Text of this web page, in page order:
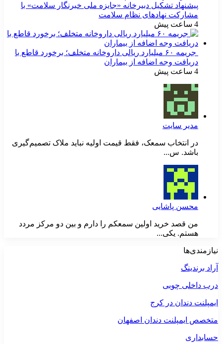
پیشنهاد تشکیل دبیرخانه «جایزه ملی خبرنگار سلامت» با
مشارکت نهادهای نظام سلامت
4 ساعت پیش
جریمه ۶۰ میلیارد ریالی داروخانه متخلف؛ برخورد قاطع با
دریافت وجه اضافه از بیماران
4 ساعت پیش
مدیر سایت
در انتخاب سمعک، فقط قیمت اولیه نباید ملاک تصمیم‌گیری
باشد. س...
محسن پاشایی
من قصد خرید اولین سمعکم را دارم و بین دو مرکز مردد
هستم. یکی...
نیازمندی‌ها
آراد برندینگ
درب داخلی چوبی
ایمپلنت دندان در کرج
متخصص ایمپلنت دندان اصفهان
حسابداری